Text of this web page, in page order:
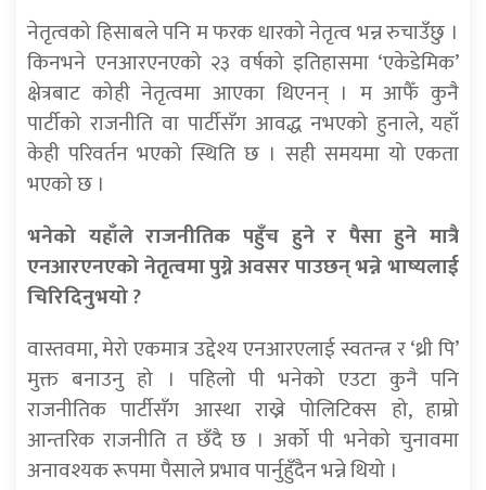
नेतृत्वको हिसाबले पनि म फरक धारको नेतृत्व भन्न रुचाउँछु ।
किनभने एनआरएनएको २३ वर्षको इतिहासमा ‘एकेडेमिक’
क्षेत्रबाट कोही नेतृत्वमा आएका थिएनन् । म आफैँ कुनै
पार्टीको राजनीति वा पार्टीसँग आवद्ध नभएको हुनाले, यहाँ
केही परिवर्तन भएको स्थिति छ । सही समयमा यो एकता
भएको छ ।
भनेको यहाँले राजनीतिक पहुँच हुने र पैसा हुने मात्रै
एनआरएनएको नेतृत्वमा पुग्ने अवसर पाउछन् भन्ने भाष्यलाई
चिरिदिनुभयो ?
वास्तवमा, मेरो एकमात्र उद्देश्य एनआरएलाई स्वतन्त्र र ‘थ्री पि’
मुक्त बनाउनु हो । पहिलो पी भनेको एउटा कुनै पनि
राजनीतिक पार्टीसँग आस्था राख्ने पोलिटिक्स हो, हाम्रो
आन्तरिक राजनीति त छँदै छ । अर्को पी भनेको चुनावमा
अनावश्यक रूपमा पैसाले प्रभाव पार्नुहुँदैन भन्ने थियो ।